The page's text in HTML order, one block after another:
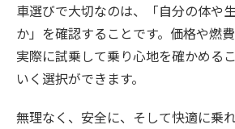
車選びで大切なのは、「自分の体や
か」を確認することです。価格や燃
実際に試乗して乗り心地を確かめる
いく選択ができます。
無理なく、安全に、そして快適に乗